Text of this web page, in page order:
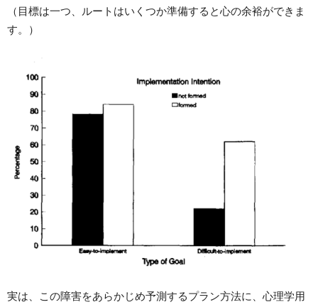
（目標は一つ、ルートはいくつか準備すると心の余裕ができま
す。）
実は、この障害をあらかじめ予測するプラン方法に、心理学用